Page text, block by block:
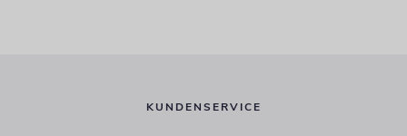
KUNDENSERVICE